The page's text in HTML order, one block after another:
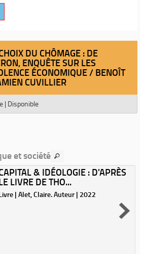
DU CHÔMAGE : DE
ENQUÊTE SUR LES
ÉCONOMIQUE / BENOÎT
CUVILLIER
| Disponible
et société
& IDÉOLOGIE : D'APRÈS
LIVRE DE THO...
| Alet, Claire. Auteur | 2022